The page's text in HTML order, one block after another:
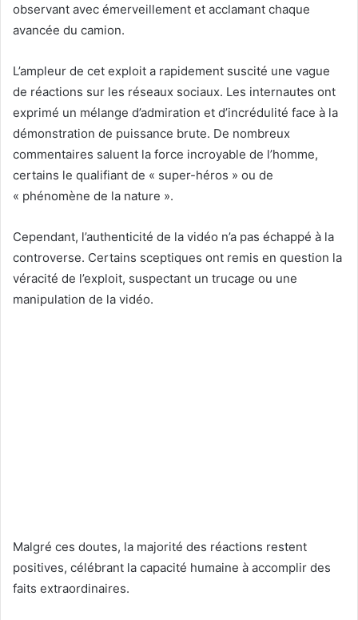
observant avec émerveillement et acclamant chaque
avancée du camion.
L’ampleur de cet exploit a rapidement suscité une vague
de réactions sur les réseaux sociaux. Les internautes ont
exprimé un mélange d’admiration et d’incrédulité face à la
démonstration de puissance brute. De nombreux
commentaires saluent la force incroyable de l’homme,
certains le qualifiant de « super-héros » ou de
« phénomène de la nature ».
Cependant, l’authenticité de la vidéo n’a pas échappé à la
controverse. Certains sceptiques ont remis en question la
véracité de l’exploit, suspectant un trucage ou une
manipulation de la vidéo.
Malgré ces doutes, la majorité des réactions restent
positives, célébrant la capacité humaine à accomplir des
faits extraordinaires.